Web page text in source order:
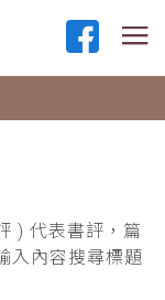
) 代表書評，篇
入內容搜尋標題